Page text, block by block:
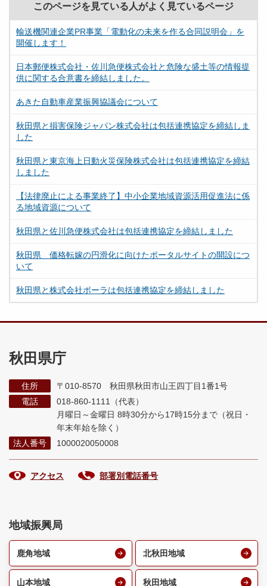
このページを見ている人がよく見ているページ
輸送機関連企業PR事業「電動化の未来を作る合同説明会」を
開催します！
日本郵便株式会社・佐川急便株式会社と危険な盛土等の情報提
供に関する合意書を締結しました。
あきた自動車産業振興協議会について
秋田県と損害保険ジャパン株式会社は包括連携協定を締結しま
した
秋田県と東京海上日動火災保険株式会社は包括連携協定を締結
しました
【法律廃止による事業終了】中小企業地域資源活用促進法に係
る地域資源について
秋田県と佐川急便株式会社は包括連携協定を締結しました
秋田県 価格転嫁の円滑化に向けたポータルサイトの開設につ
いて
秋田県と株式会社ポーラは包括連携協定を締結しました
秋田県庁
住所
〒010-8570 秋田県秋田市山王四丁目1番1号
電話
018-860-1111（代表）
月曜日～金曜日 8時30分から17時15分まで （祝日・
年末年始を除く）
法人番号
1000020050008
アクセス 部署別電話番号
地域振興局
鹿角地域 北秋田地域
山本地域 秋田地域